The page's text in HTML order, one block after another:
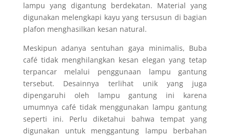
lampu yang digantung berdekatan. Material yang
digunakan melengkapi kayu yang tersusun di bagian
plafon menghasilkan kesan natural.
Meskipun adanya sentuhan gaya minimalis, Buba
café tidak menghilangkan kesan elegan yang tetap
terpancar melalui penggunaan lampu gantung
tersebut. Desainnya terlihat unik yang juga
dipengaruhi oleh lampu gantung ini karena
umumnya café tidak menggunakan lampu gantung
seperti ini. Perlu diketahui bahwa tempat yang
digunakan untuk menggantung lampu berbahan